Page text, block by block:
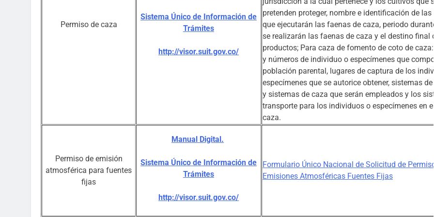
Permiso de caza
Sistema Único de Información de
Trámites
http://visor.suit.gov.co/
pretenden proteger, nombre e identificación de las
que ejecutarán las faenas de caza, periodo
se realizarán las faenas de caza y el destino final
productos; Para caza de fomento de coto de caza:
y números de individuo o especímenes que
población parental, lugares de captura de los
especímenes que se autorice obtener, sistemas de
y sistemas de caza que serán empleados y los
transporte para los individuos o especímenes en el
caza.
Permiso de emisión
atmosférica para fuentes
fijas
Manual Digital.
Sistema Único de Información de
Trámites
http://visor.suit.gov.co/
Formulario Único Nacional de Solicitud de Permiso
Emisiones Atmosféricas Fuentes Fijas